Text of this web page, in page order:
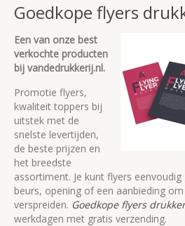
Goedkope flyers
Een van onze best
verkochte producten
bij vandedrukkerij.nl.
Promotie flyers,
kwaliteit toppers bij
uitstek met de
snelste levertijden,
de beste prijzen en
het breedste
assortiment. Je kunt flyers
beurs, opening of een aanbieding
verspreiden. Goedkope flyers
werkdagen met gratis verzending.